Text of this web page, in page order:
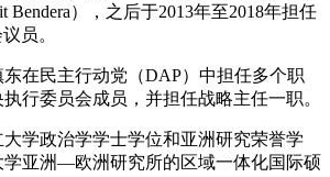
Bendera），之后于2013年至2018年担任
员。
东在民主行动党（DAP）中担任多个职
行委员会成员，并担任战略主任一职。
学政治学学士学位和亚洲研究荣誉学
学亚洲—欧洲研究所的区域一体化国际硕